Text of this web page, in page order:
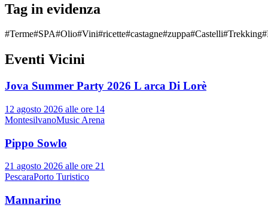
Tag in evidenza
#Terme#SPA#Olio#Vini#ricette#castagne#zuppa#Castelli#Trekking#
Eventi Vicini
Jova Summer Party 2026 L arca Di Lorè
12 agosto 2026 alle ore 14
MontesilvanoMusic Arena
Pippo Sowlo
21 agosto 2026 alle ore 21
PescaraPorto Turistico
Mannarino